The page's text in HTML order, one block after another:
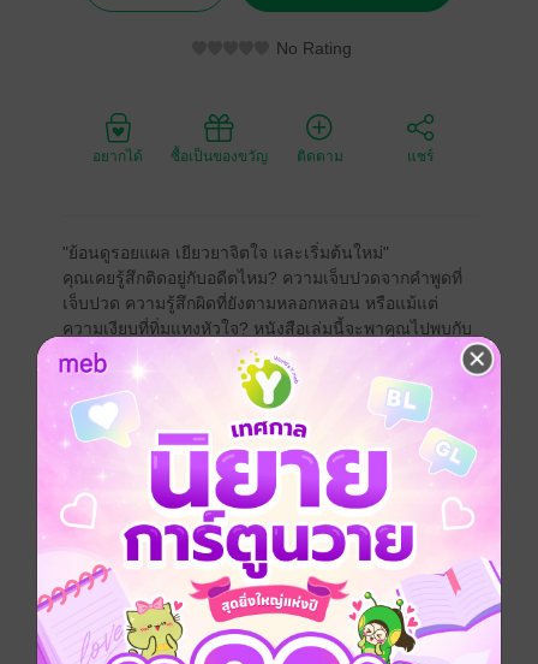
No Rating
อยากได้ ซื้อเป็นของขวัญ ติดตาม แชร์
"ย้อนดูรอยแผล เยียวยาจิตใจ และเริ่มต้นใหม่"
คุณเคยรู้สึกติดอยู่กับอดีตไหม? ความเจ็บปวดจากคำพูดที่
เจ็บปวด ความรู้สึกผิดที่ยังตามหลอกหลอน หรือแม้แต่
ความเงียบที่ทิ่มแทงหัวใจ? หนังสือเล่มนี้จะพาคุณไปพบกับ
การเดินทางเพื่อเยียวยาจิตใจจากรอยแผลในอดีต และ
เปลี่ยนมันให้กลายเป็นพลังในการก้าวไปข้างหน้า ผ่านตัว
ละครน้ำฝนที่ต้องต่อสู้กับตัวเองและความสัมพันธ์ที่เสียหาย
จนพบความเข้มแข็งที่ซ่อนอยู่ภายใน
ในทุกบทของหนังสือเล่มนี้ คุณจะได้เรียนรู้วิธีการ:
ปลดปล่อยจากการยึดติดกับอดีต
ใช้ความเจ็บปวดให้เป็นเชื้อเพลิงในการสร้างตัวตนใหม่
สร้างนิสัยใหม่เพื่อการเปลี่ยนแปลงอย่างถาวร
ให้อภัยตัวเองและก้าวไปข้างหน้าอย่างมั่นใจ
หากคุณพร้อมที่จะเปิดใจและเริ่มต้นการเดินทางเพื่อค้นพบ
พลังที่ซ่อนอยู่ภายในตัวเอง หนังสือเล่มนี้จะเป็นคู่มือที่จะพา
คุณผ่านทุกขั้นตอนจากการเผชิญหน้าอดีตไปจนถึงการ
สร้างอนาคตใหม่ที่ไม่ถูกจำกัดด้วยความเจ็บปวด